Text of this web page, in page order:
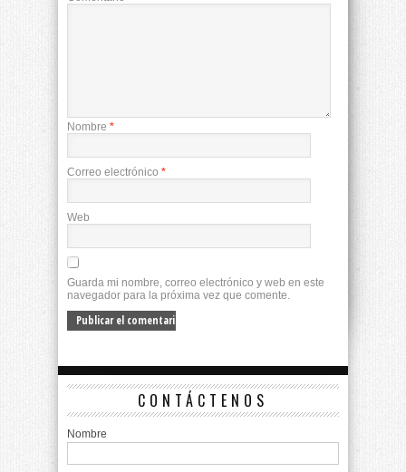
Nombre *
Correo electrónico *
Web
Guarda mi nombre, correo electrónico y web en este
navegador para la próxima vez que comente.
CONTÁCTENOS
Nombre